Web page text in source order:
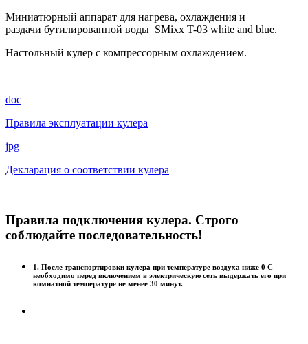
Миниатюрный аппарат для нагрева, охлаждения и
раздачи бутилированной воды SMixx T-03 white and blue.
Настольный кулер с компрессорным охлаждением.
doc
Правила эксплуатации кулера
jpg
Декларация о соответствии кулера
Правила подключения кулера. Строго
соблюдайте последовательность!
1. После транспортировки кулера при температуре воздуха ниже 0 С
необходимо перед включением в электрическую сеть выдержать его при
комнатной температуре не менее 30 минут.